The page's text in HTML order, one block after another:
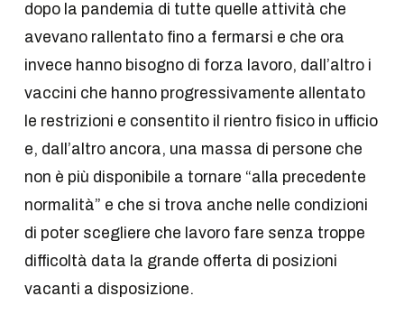
dopo la pandemia di tutte quelle attività che
avevano rallentato fino a fermarsi e che ora
invece hanno bisogno di forza lavoro, dall’altro i
vaccini che hanno progressivamente allentato
le restrizioni e consentito il rientro fisico in ufficio
e, dall’altro ancora, una massa di persone che
non è più disponibile a tornare “alla precedente
normalità” e che si trova anche nelle condizioni
di poter scegliere che lavoro fare senza troppe
difficoltà data la grande offerta di posizioni
vacanti a disposizione.